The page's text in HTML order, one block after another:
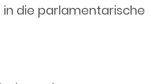
die parlamentarische